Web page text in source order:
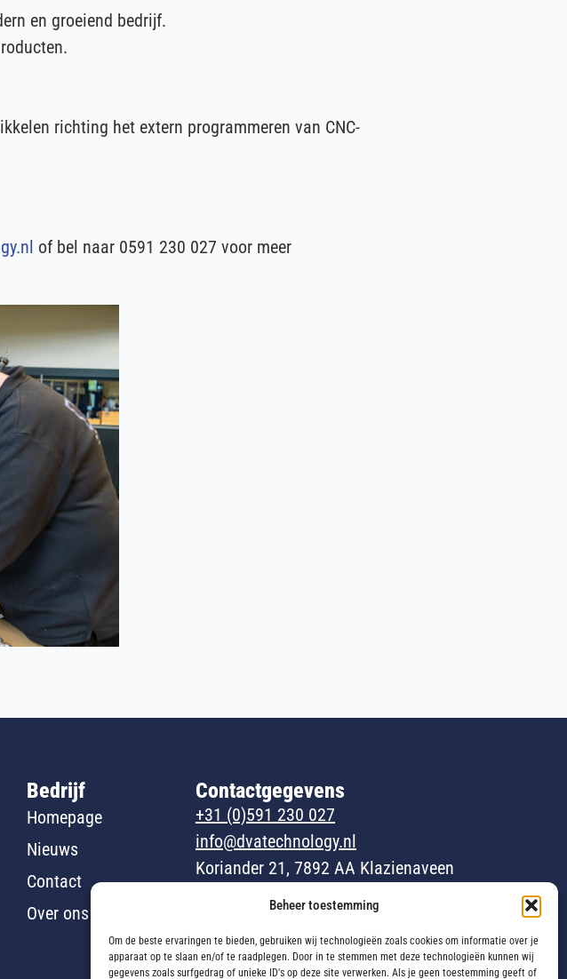
Beheer toestemming
Om de beste ervaringen te bieden, gebruiken wij technologieën zoals cookies om informatie over je
apparaat op te slaan en/of te raadplegen. Door in te stemmen met deze technologieën kunnen wij
gegevens zoals surfgedrag of unieke ID's op deze site verwerken. Als je geen toestemming geeft of
en groeiend bedrijf.
richting het extern programmeren van CNC-
of bel naar 0591 230 027 voor meer
Bedrijf
Homepage
Nieuws
Contact
Over ons
Contactgegevens
+31 (0)591 230 027
info@dvatechnology.nl
Koriander 21, 7892 AA Klazienaveen
KVK: 82988293